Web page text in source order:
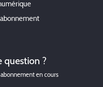
abonnement
question ?
en cours